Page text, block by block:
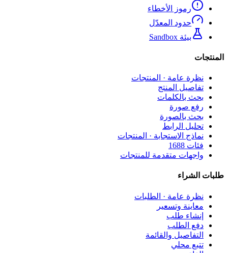
رموز الأخطاء
حدود المعدّل
بيئة Sandbox
المنتجات
نظرة عامة · المنتجات
تفاصيل المنتج
بحث بالكلمات
رفع صورة
بحث بالصورة
تحليل الرابط
نماذج الاستجابة · المنتجات
فئات 1688
واجهات متقدمة للمنتجات
طلبات الشراء
نظرة عامة · الطلبات
معاينة وتسعير
إنشاء طلب
دفع الطلب
التفاصيل والقائمة
تتبع محلي